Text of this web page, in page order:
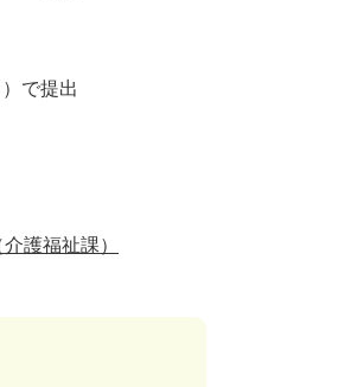
で提出
護福祉課）